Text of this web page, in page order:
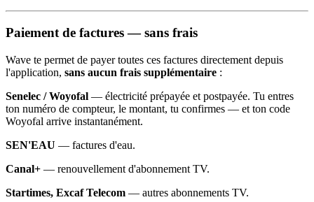
Paiement de factures — sans frais
Wave te permet de payer toutes ces factures directement depuis
l'application, sans aucun frais supplémentaire :
Senelec / Woyofal — électricité prépayée et postpayée. Tu entres
ton numéro de compteur, le montant, tu confirmes — et ton code
Woyofal arrive instantanément.
SEN'EAU — factures d'eau.
Canal+ — renouvellement d'abonnement TV.
Startimes, Excaf Telecom — autres abonnements TV.